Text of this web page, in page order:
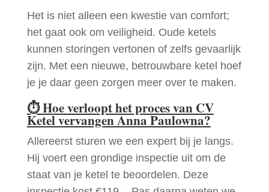
Het is niet alleen een kwestie van comfort;
het gaat ook om veiligheid. Oude ketels
kunnen storingen vertonen of zelfs gevaarlijk
zijn. Met een nieuwe, betrouwbare ketel hoef
je je daar geen zorgen meer over te maken.
⏱Hoe verloopt het proces van CV
Ketel vervangen Anna Paulowna?
Allereerst sturen we een expert bij je langs.
Hij voert een grondige inspectie uit om de
staat van je ketel te beoordelen. Deze